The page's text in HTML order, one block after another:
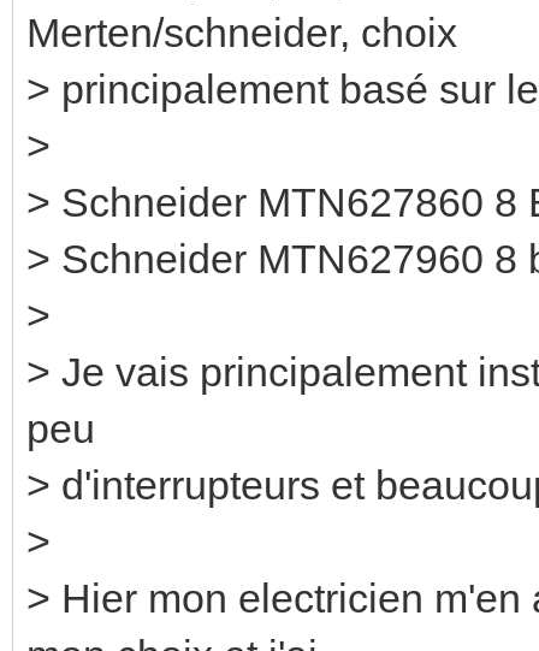
Merten/schneider, choix
> principalement basé sur
>
> Schneider MTN627860 8
> Schneider MTN627960 8
>
> Je vais principalement
peu
> d'interrupteurs et
>
> Hier mon electricien